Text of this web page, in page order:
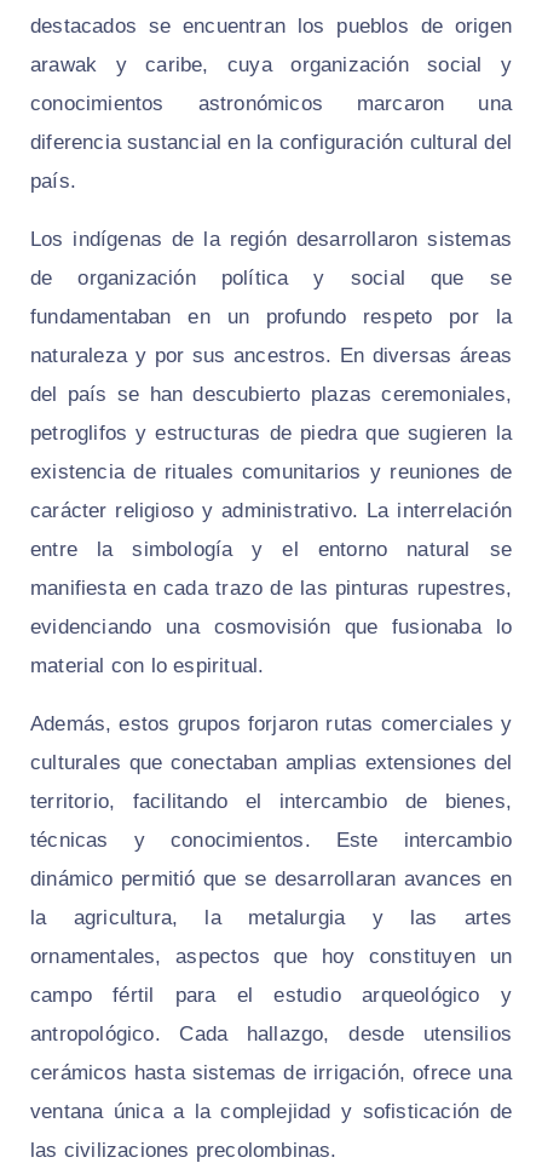
destacados se encuentran los pueblos de origen
arawak y caribe, cuya organización social y
conocimientos astronómicos marcaron una
diferencia sustancial en la configuración cultural del
país.
Los indígenas de la región desarrollaron sistemas
de organización política y social que se
fundamentaban en un profundo respeto por la
naturaleza y por sus ancestros. En diversas áreas
del país se han descubierto plazas ceremoniales,
petroglifos y estructuras de piedra que sugieren la
existencia de rituales comunitarios y reuniones de
carácter religioso y administrativo. La interrelación
entre la simbología y el entorno natural se
manifiesta en cada trazo de las pinturas rupestres,
evidenciando una cosmovisión que fusionaba lo
material con lo espiritual.
Además, estos grupos forjaron rutas comerciales y
culturales que conectaban amplias extensiones del
territorio, facilitando el intercambio de bienes,
técnicas y conocimientos. Este intercambio
dinámico permitió que se desarrollaran avances en
la agricultura, la metalurgia y las artes
ornamentales, aspectos que hoy constituyen un
campo fértil para el estudio arqueológico y
antropológico. Cada hallazgo, desde utensilios
cerámicos hasta sistemas de irrigación, ofrece una
ventana única a la complejidad y sofisticación de
las civilizaciones precolombinas.